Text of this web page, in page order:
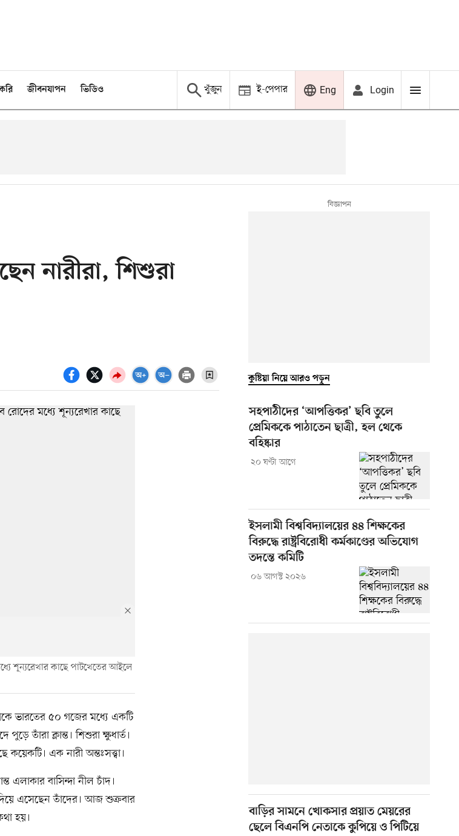
জীবনযাপন ভিডিও খুঁজুন ই-পেপার Eng Login
নারীরা, শিশুরা
শূন্যরেখার কাছে পাটখেতের আইলে
ভারতের ৫০ গজের মধ্যে একটি
তাঁরা ক্লান্ত। শিশুরা ক্ষুধার্ত।
এক নারী অন্তঃসত্ত্বা।
বাসিন্দা নীল চাঁদ।
এসেছেন তাঁদের। আজ শুক্রবার
হয়।
কুষ্টিয়া নিয়ে আরও পড়ুন
সহপাঠীদের ‘আপত্তিকর’ ছবি তুলে
প্রেমিককে পাঠাতেন ছাত্রী, হল থেকে
বহিষ্কার
২০ ঘণ্টা আগে
ইসলামী বিশ্ববিদ্যালয়ের ৪৪ শিক্ষকের
বিরুদ্ধে রাষ্ট্রবিরোধী কর্মকাণ্ডের অভিযোগ
তদন্তে কমিটি
০৬ আগস্ট ২০২৬
বাড়ির সামনে খোকসার প্রয়াত মেয়রের
ছেলে বিএনপি নেতাকে কুপিয়ে ও পিটিয়ে